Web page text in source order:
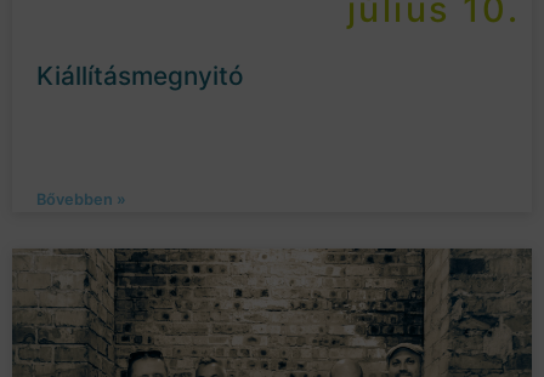
július 10.
Kiállításmegnyitó
Bővebben »